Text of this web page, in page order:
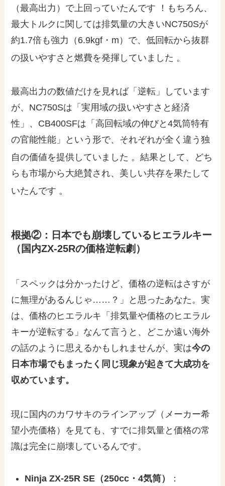
（最高出力）で上回っていたんです
！もちろん、
最大トルクに関しては排気量の大きいNC750Sが
約1.7倍も強力（6.9kgf・m）で、低回転から抜群
の扱いやすさと燃費を発揮していました 。
最高出力の数値だけを見れば「逆転」しています
が、NC750Sは「実用域の扱いやすさと経済
性」、CB400SFは「高回転域の伸びと4気筒特有
の官能性能」という形で、それぞれが全く違う独
自の価値を提供していました 。結果として、どち
らも市場から大絶賛され、美しい共存を果たして
いたんです 。
根拠②：日本でも崩壊しているヒエラルキー
（国内ZX-25Rの価格逆転劇）
「スペックは分かったけど、価格の逆転はさすが
に無理があるんじゃ……？」と思ったあなた。実
は、価格のヒエラルキ「排気量や価格のヒエラル
キーが逆転する」なんて言うと、どこか遠い海外
の話のように思えるかもしれませんが、実は今の
日本市場でもまったく同じ現象が起きて大成功を
収めています。
現に国内のカワサキのラインアップ（メーカー希
望小売価格）を見ても、すでに排気量と価格の常
識は完全に崩壊しているんです。
Ninja ZX-25R SE（250cc・4気筒） ：